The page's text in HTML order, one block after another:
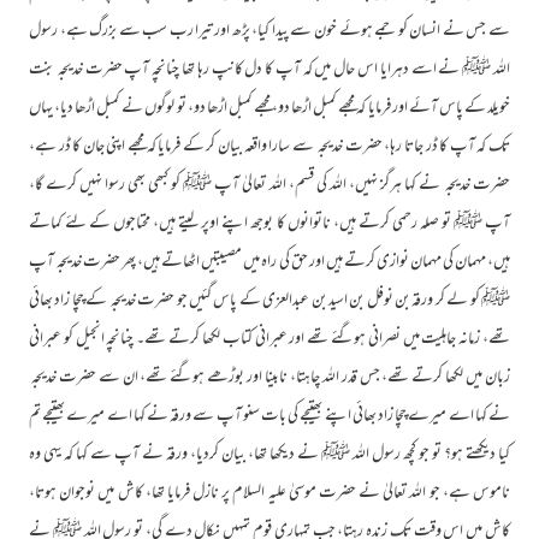
سے جس نے انسان کو جمے ہوئے خون سے پیدا کیا، پڑھ اور تیرا رب سب سے بزرگ ہے، رسول
اللہ ﷺ نے اسے دہرایا اس حال میں کہ آپ کا دل کانپ رہا تھا چنانچہ آپ حضرت خدیجہ بنت
خویلد کے پاس آئے اور فرمایا کہ مجھے کمبل اڑھا دو، مجھے کمبل اڑھا دو، تو لوگوں نے کمبل اڑھا دیا، یہاں
تک کہ آپ کا ڈر جاتا رہا، حضرت خدیجہ سے سارا واقعہ بیان کر کے فرمایا کہ مجھے اپنی جان کا ڈر ہے،
حضرت خدیجہ نے کہا ہرگز نہیں، اللہ کی قسم، اللہ تعالیٰ آپ ﷺ کو کبھی بھی رسوا نہیں کرے گا،
آپ ﷺ تو صلہ رحمی کرتے ہیں، ناتوانوں کا بوجھ اپنے اوپر لیتے ہیں، محتاجوں کے لئے کماتے
ہیں، مہمان کی مہمان نوازی کرتے ہیں اور حق کی راہ میں مصیبتیں اٹھاتے ہیں، پھر حضرت خدیجہ آپ
ﷺ کو لے کر ورقہ بن نوفل بن اسید بن عبدالعزی کے پاس گئیں جو حضرت خدیجہ کے چچا زاد بھائی
تھے، زمانہ جاہلیت میں نصرانی ہوگئے تھے اور عبرانی کتاب لکھا کرتے تھے۔ چنانچہ انجیل کو عبرانی
زبان میں لکھا کرتے تھے، جس قدر اللہ چاہتا، نابینا اور بوڑھے ہوگئے تھے، ان سے حضرت خدیجہ
نے کہا اے میرے چچا زاد بھائی اپنے بھتیجے کی بات سنو آپ سے ورقہ نے کہا اے میرے بھتیجے تم
کیا دیکھتے ہو؟ تو جو کچھ رسول اللہ ﷺ نے دیکھا تھا، بیان کردیا، ورقہ نے آپ سے کہا کہ یہی وہ
ناموس ہے، جو اللہ تعالیٰ نے حضرت موسیٰ علیہ السلام پر نازل فرمایا تھا، کاش میں نوجوان ہوتا،
کاش میں اس وقت تک زندہ رہتا، جب تمہاری قوم تمہیں نکال دے گی، تو رسول اللہ ﷺ نے